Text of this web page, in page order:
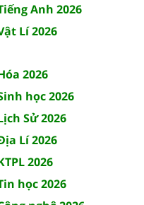
Anh 2026
Lí 2026
2026
học 2026
Sử 2026
Lí 2026
2026
học 2026